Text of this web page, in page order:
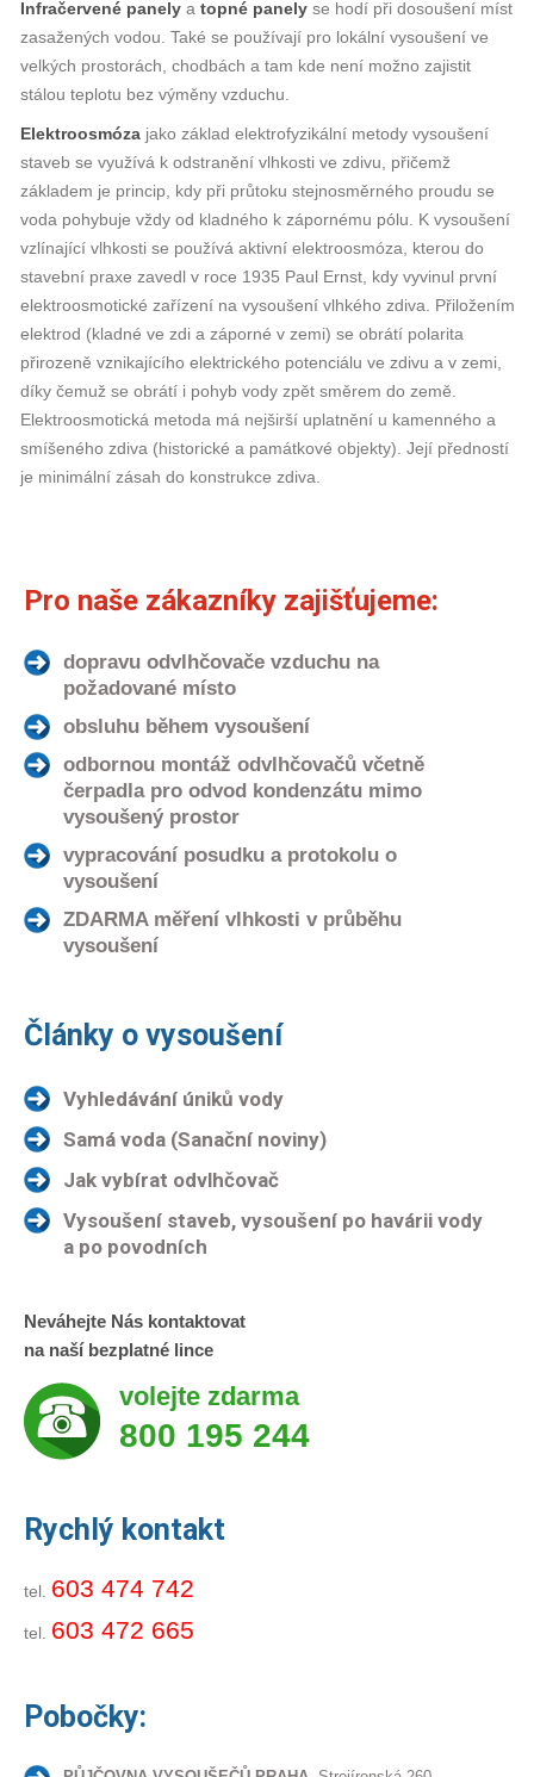
Infračervené panely a topné panely se hodí při dosoušení míst
zasažených vodou. Také se používají pro lokální vysoušení ve
velkých prostorách, chodbách a tam kde není možno zajistit
stálou teplotu bez výměny vzduchu.
Elektroosmóza jako základ elektrofyzikální metody vysoušení
staveb se využívá k odstranění vlhkosti ve zdivu, přičemž
základem je princip, kdy při průtoku stejnosměrného proudu se
voda pohybuje vždy od kladného k zápornému pólu. K vysoušení
vzlínající vlhkosti se používá aktivní elektroosmóza, kterou do
stavební praxe zavedl v roce 1935 Paul Ernst, kdy vyvinul první
elektroosmotické zařízení na vysoušení vlhkého zdiva. Přiložením
elektrod (kladné ve zdi a záporné v zemi) se obrátí polarita
přirozeně vznikajícího elektrického potenciálu ve zdivu a v zemi,
díky čemuž se obrátí i pohyb vody zpět směrem do země.
Elektroosmotická metoda má nejširší uplatnění u kamenného a
smíšeného zdiva (historické a památkové objekty). Její předností
je minimální zásah do konstrukce zdiva.
Pro naše zákazníky zajišťujeme:
dopravu odvlhčovače vzduchu na
požadované místo
obsluhu během vysoušení
odbornou montáž odvlhčovačů včetně
čerpadla pro odvod kondenzátu mimo
vysoušený prostor
vypracování posudku a protokolu o
vysoušení
ZDARMA měření vlhkosti v průběhu
vysoušení
Články o vysoušení
Vyhledávání úniků vody
Samá voda (Sanační noviny)
Jak vybírat odvlhčovač
Vysoušení staveb, vysoušení po havárii vody
a po povodních
Neváhejte Nás kontaktovat
na naší bezplatné lince
volejte zdarma
800 195 244
Rychlý kontakt
tel. 603 474 742
tel. 603 472 665
Pobočky: